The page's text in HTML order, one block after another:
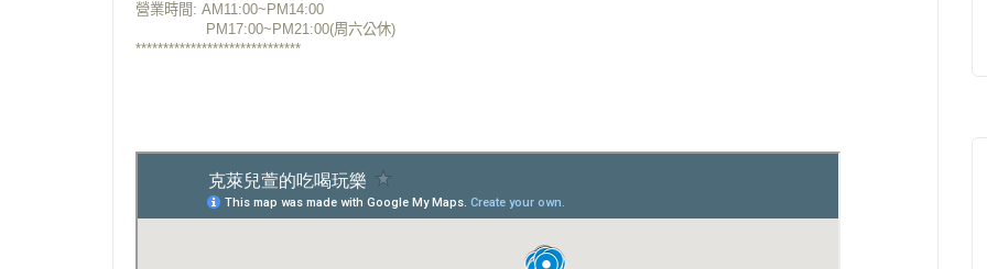
營業時間: AM11:00~PM14:00
P M17:00~PM21:00(周六公休)
******************************